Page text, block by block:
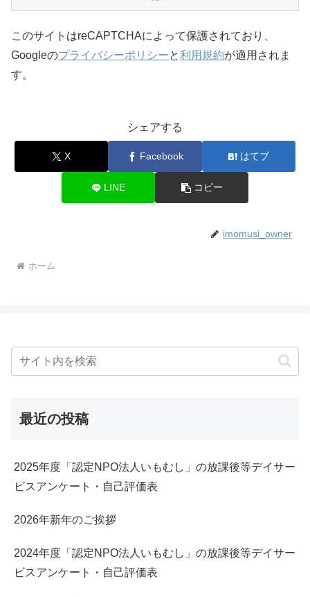
このサイトはreCAPTCHAによって保護されており、
Googleのプライバシーポリシーと利用規約が適用されま
す。
シェアする
X Facebook はてブ
LINE コピー
imomusi_owner
ホーム
最近の投稿
2025年度「認定NPO法人いもむし」の放課後等デイサー
ビスアンケート・自己評価表
2026年新年のご挨拶
2024年度「認定NPO法人いもむし」の放課後等デイサー
ビスアンケート・自己評価表